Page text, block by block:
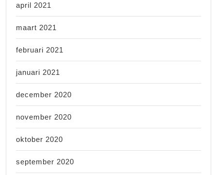
april 2021
maart 2021
februari 2021
januari 2021
december 2020
november 2020
oktober 2020
september 2020